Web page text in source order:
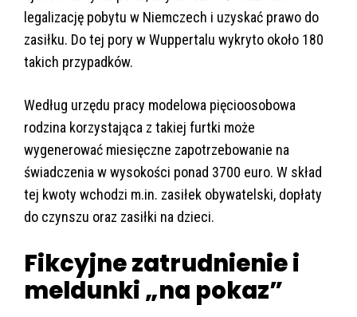
legalizację pobytu w Niemczech i uzyskać prawo do
zasiłku. Do tej pory w Wuppertalu wykryto około 180
takich przypadków.
Według urzędu pracy modelowa pięcioosobowa
rodzina korzystająca z takiej furtki może
wygenerować miesięczne zapotrzebowanie na
świadczenia w wysokości ponad 3700 euro. W skład
tej kwoty wchodzi m.in. zasiłek obywatelski, dopłaty
do czynszu oraz zasiłki na dzieci.
Fikcyjne zatrudnienie i
meldunki „na pokaz”